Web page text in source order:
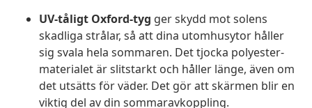
UV-tåligt Oxford-tyg ger skydd mot solens
skadliga strålar, så att dina utomhusytor håller
sig svala hela sommaren. Det tjocka polyester-
materialet är slitstarkt och håller länge, även om
det utsätts för väder. Det gör att skärmen blir en
viktig del av din sommaravkoppling.